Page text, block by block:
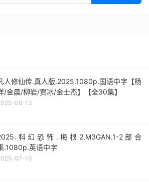
人修仙传.真人版.2025.1080p.国语中字【杨
/金晨/柳岩/贾冰/金士杰】【全30集】
08-13
科幻恐怖.梅根2.M3GAN.1-2部合
.1080p.英语中字
07-16